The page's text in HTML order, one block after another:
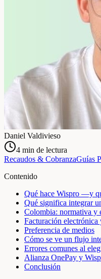
Daniel Valdivieso
4 min de lectura
Recaudos & CobranzaGuías
Contenido
Qué hace Wispro —y
Qué significa integrar
Colombia: normativa y
Facturación
Preferencia de medios
Cómo se ve un flujo
Errores comunes al
Alianza OnePay y
Conclusión